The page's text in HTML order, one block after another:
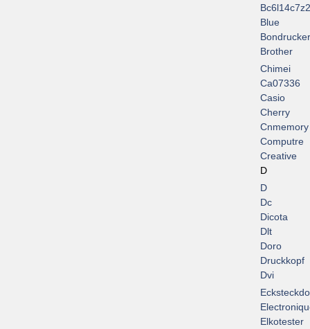
Blue
Bondrucker
Brother
Chimei
Ca07336
Casio
Cherry
Cnmemory
Computre
Creative
D
D
Dc
Dicota
Dlt
Doro
Druckkopf
Dvi
Elkotester